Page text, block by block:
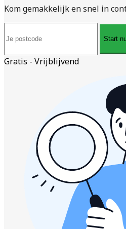
Kom gemakkelijk en snel in
Start
Gratis - Vrijblijvend